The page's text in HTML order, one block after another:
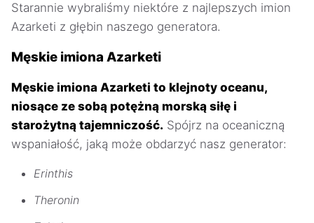
Starannie wybraliśmy niektóre z najlepszych imion
Azarketi z głębin naszego generatora.
Męskie imiona Azarketi
Męskie imiona Azarketi to klejnoty oceanu,
niosące ze sobą potężną morską siłę i
starożytną tajemniczość. Spójrz na oceaniczną
wspaniałość, jaką może obdarzyć nasz generator:
Erinthis
Theronin